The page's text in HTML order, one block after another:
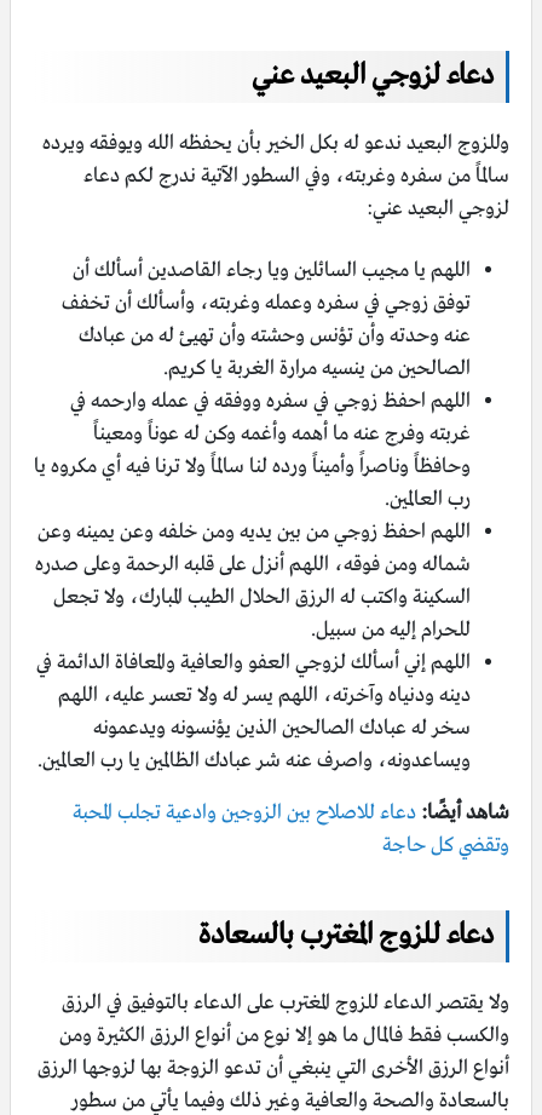
دعاء لزوجي البعيد عني
وللزوج البعيد ندعو له بكل الخير بأن يحفظه الله ويوفقه ويرده
سالماً من سفره وغربته، وفي السطور الآتية ندرج لكم دعاء
لزوجي البعيد عني:
اللهم يا مجيب السائلين ويا رجاء القاصدين أسألك أن
توفق زوجي في سفره وعمله وغربته، وأسألك أن تخفف
عنه وحدته وأن تؤنس وحشته وأن تهيئ له من عبادك
الصالحين من ينسيه مرارة الغربة يا كريم.
اللهم احفظ زوجي في سفره ووفقه في عمله وارحمه في
غربته وفرج عنه ما أهمه وأغمه وكن له عوناً ومعيناً
وحافظاً وناصراً وأميناً ورده لنا سالماً ولا ترنا فيه أي مكروه يا
رب العالمين.
اللهم احفظ زوجي من بين يديه ومن خلفه وعن يمينه وعن
شماله ومن فوقه، اللهم أنزل على قلبه الرحمة وعلى صدره
السكينة واكتب له الرزق الحلال الطيب المبارك، ولا تجعل
للحرام إليه من سبيل.
اللهم إني أسألك لزوجي العفو والعافية والمعافاة الدائمة في
دينه ودنياه وآخرته، اللهم يسر له ولا تعسر عليه، اللهم
سخر له عبادك الصالحين الذين يؤنسونه ويدعمونه
ويساعدونه، واصرف عنه شر عبادك الظالمين يا رب العالمين.
شاهد أيضًا: دعاء للاصلاح بين الزوجين وادعية تجلب المحبة
وتقضي كل حاجة
دعاء للزوج المغترب بالسعادة
ولا يقتصر الدعاء للزوج المغترب على الدعاء بالتوفيق في الرزق
والكسب فقط فالمال ما هو إلا نوع من أنواع الرزق الكثيرة ومن
أنواع الرزق الأخرى التي ينبغي أن تدعو الزوجة بها لزوجها الرزق
بالسعادة والصحة والعافية وغير ذلك وفيما يأتي من سطور